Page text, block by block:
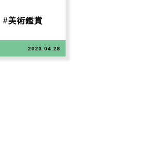
#美術鑑賞
2023.04.28